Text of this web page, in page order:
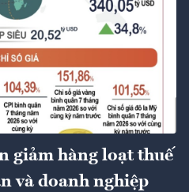
giảm hàng loạt thuế
và doanh nghiệp